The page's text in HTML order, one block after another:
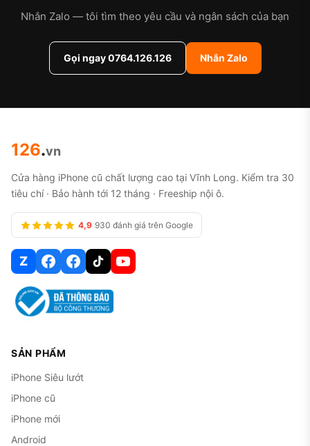
Nhắn Zalo — tôi tìm theo yêu cầu và ngân sách của bạn
Gọi ngay 0764.126.126 Nhắn Zalo
126.vn
Cửa hàng iPhone cũ chất lượng cao tại Vĩnh Long. Kiểm tra 30
tiêu chí · Bảo hành tới 12 tháng · Freeship nội ô.
4,9 930 đánh giá trên Google
Z
SẢN PHẨM
iPhone Siêu lướt
iPhone cũ
iPhone mới
Android